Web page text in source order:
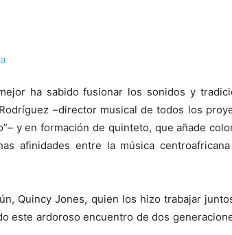
ha sabido fusionar los sonidos y
–director musical de todos los
y en formación de quinteto, que añade
afinidades entre la música
Quincy Jones, quien los hizo trabajar
este ardoroso encuentro de dos